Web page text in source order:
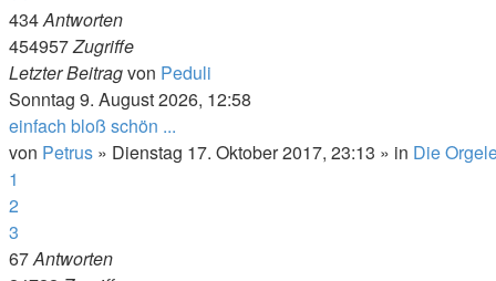
434Antworten
454957Zugriffe
Letzter Beitragvon Peduli
Sonntag 9. August 2026, 12:58
einfach bloß schön ...
von Petrus » Dienstag 17. Oktober 2017, 23:13 » in Die
1
2
3
67Antworten